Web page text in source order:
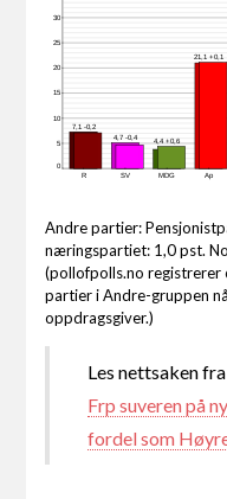
7,1 -0,2
4,7 -0,4
4,4 +0,6
21,1 +0,1
R SV MDG Ap
0
5
10
15
20
25
30
Andre partier:
næringspartiet: 1,0 pst.
(pollofpolls.no registrerer
partier i Andre-gruppen
oppdragsgiver.)
Les nettsaken
Frp suveren på
fordel som